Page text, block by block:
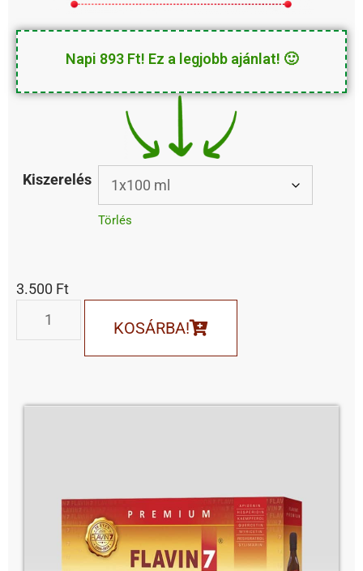
Napi 893 Ft! Ez a legjobb ajánlat! 🙂
Kiszerelés
Törlés
3.500 Ft
KOSÁRBA!